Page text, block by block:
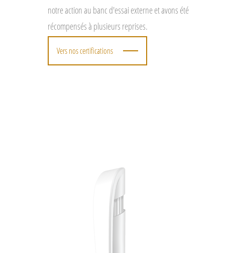
notre action au banc d'essai externe et avons été
récompensés à plusieurs reprises.
Vers nos certifications